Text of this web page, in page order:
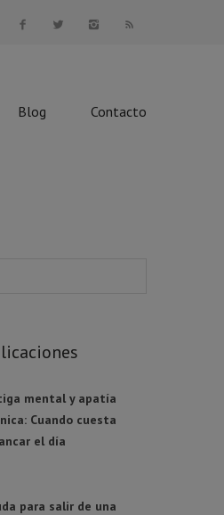
Blog Contacto
mental y apatía
Cuando cuesta
el día
para salir de una